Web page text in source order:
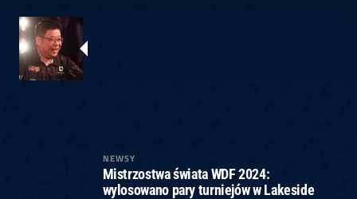
NEWSY
Mistrzostwa świata WDF 2024:
wylosowano pary turniejów w Lakeside